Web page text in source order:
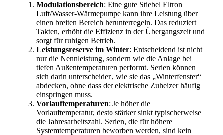
Modulationsbereich: Eine gute Stiebel Eltron
Luft/Wasser-Wärmepumpe kann ihre Leistung über
einen breiten Bereich herunterregeln. Das reduziert
Takten, erhöht die Effizienz in der Übergangszeit und
sorgt für ruhigen Betrieb.
Leistungsreserve im Winter: Entscheidend ist nicht
nur die Nennleistung, sondern wie die Anlage bei
tiefen Außentemperaturen performt. Serien können
sich darin unterscheiden, wie sie das „Winterfenster“
abdecken, ohne dass der elektrische Zuheizer häufig
einspringen muss.
Vorlauftemperaturen: Je höher die
Vorlauftemperatur, desto stärker sinkt typischerweise
die Jahresarbeitszahl. Serien, die für höhere
Systemtemperaturen beworben werden, sind kein